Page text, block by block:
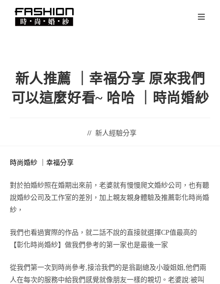
新人推薦 ｜幸福分享 原來我們
可以這麼好看~ 哈哈 ｜時尚婚紗
新人經驗分享
時尚婚紗 ｜幸福分享
對於拍婚紗照在婚期出來前，老婆就有慢慢爬文婚紗公司，也有聽
說婚紗公司及工作室的差別，加上親友親身體驗及推薦彰化時尚婚
紗，
我們也看過實際的作品，就二話不說的直接就選擇CP值最高的
【彰化時尚婚紗】做我們參考的第一家也是最後一家
從我們第一次到時尚參考,接洽我們的是翁副總及小璇姐姐,他們兩
人在每次的服務中給我們感覺就像朋友一樣的親切。老婆說:被叫